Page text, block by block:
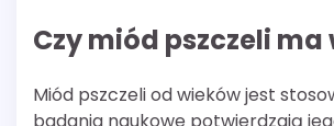
Czy miód pszczeli
Miód pszczeli od wieków jest